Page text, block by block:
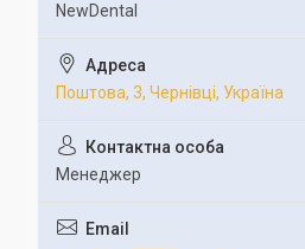
NewDental
Поштова, 3, Чернівці, Україна
Менеджер